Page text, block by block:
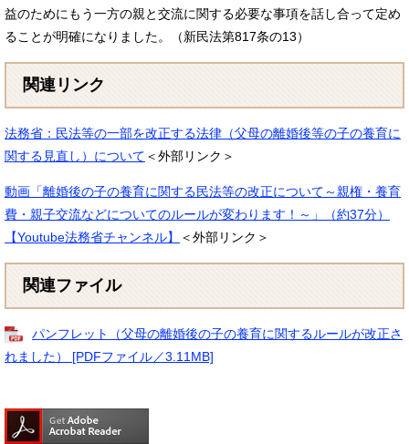
益のためにもう一方の親と交流に関する必要な事項を話し合って定め
ることが明確になりました。（新民法第817条の13）
関連リンク
法務省：民法等の一部を改正する法律（父母の離婚後等の子の養育に
関する見直し）について ＜外部リンク＞
動画「離婚後の子の養育に関する民法等の改正について～親権・養育
費・親子交流などについてのルールが変わります！～」（約37分）
【Youtube法務省チャンネル】
＜外部リンク＞
関連ファイル
パンフレット（父母の離婚後の子の養育に関するルールが改正さ
れました） [PDFファイル／3.11MB]